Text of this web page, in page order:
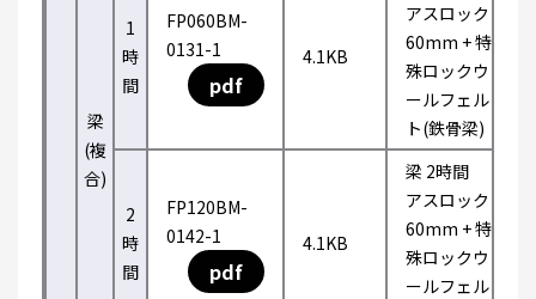
梁
(複
合)
1
時
間
FP060BM-
0131-1
pdf
4.1KB
アスロック
60mm + 特
殊ロックウ
ールフェル
ト(鉄骨梁)
2
時
間
FP120BM-
0142-1
pdf
4.1KB
梁 2時間
アスロック
60mm + 特
殊ロックウ
ールフェル